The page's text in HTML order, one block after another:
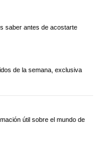
saber antes de acostarte
de la semana, exclusiva
útil sobre el mundo de